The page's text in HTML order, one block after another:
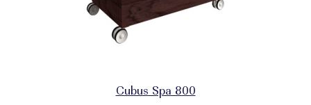
Cubus Spa 800